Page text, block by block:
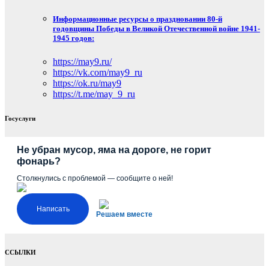
Информационные ресурсы о праздновании 80-й
годовщины Победы в Великой Отечественной войне 1941-
1945 годов:
https://may9.ru/
https://vk.com/may9_ru
https://ok.ru/may9
https://t.me/may_9_ru
Госуслуги
Не убран мусор, яма на дороге, не горит
фонарь?
Столкнулись с проблемой — сообщите о ней!
Написать
Решаем вместе
ССЫЛКИ